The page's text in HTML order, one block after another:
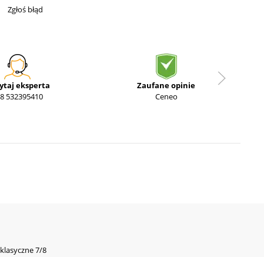
Zgłoś błąd
eksperta
532395410
Zaufane opinie
Ceneo
7/8